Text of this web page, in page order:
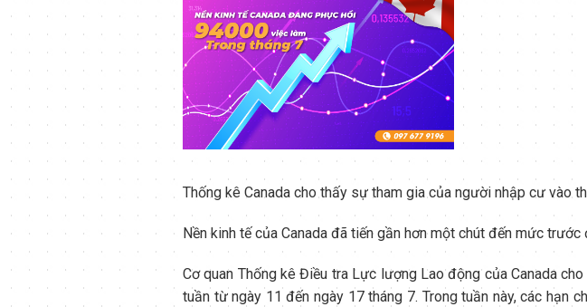
Thống kê Canada cho thấy sự tham gia của người nhập cư vào
Nền kinh tế của Canada đã tiến gần hơn một chút đến mức
Cơ quan Thống kê Điều tra Lực lượng Lao động của Canada
tuần từ ngày 11 đến ngày 17 tháng 7. Trong tuần này, các hạn